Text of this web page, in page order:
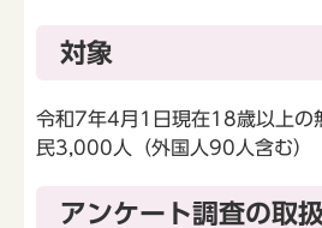
対象
令和7年4月1日現在18歳以上の
民3,000人（外国人90人含む）
アンケート調査の取扱